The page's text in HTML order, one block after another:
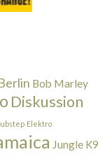
Bob Marley
Diskussion
Elektro
Jungle K9